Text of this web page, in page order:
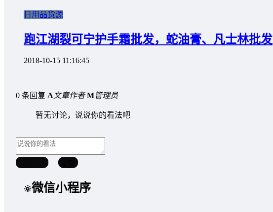
日用品货源
跑江湖裂可宁护手霜批发，蛇油膏、凡士林批发
2018-10-15 11:16:45
0 条回复 A文章作者 M管理员
暂无讨论，说说你的看法吧
微信小程序